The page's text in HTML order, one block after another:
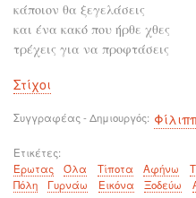
κάποιον θα ξεγελάσεις
και ένα κακό που ήρθε χθες
τρέχεις για να προφτάσεις
Στίχοι
Συγγραφέας - Δημιουργός
Ετικέτες
Έρωτας
Όλα Τίποτα Αφήνω
Πόλη
Γυρνάω Εικόνα Ξοδεύω